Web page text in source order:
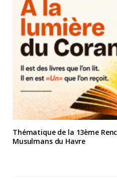
Thématique de la 13ème
Musulmans du Havre